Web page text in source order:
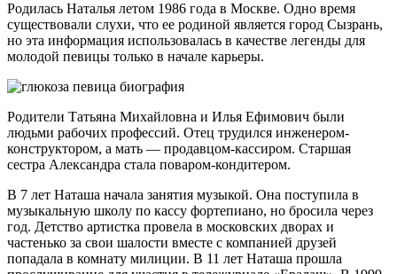
Родилась Наталья летом 1986 года в Москве. Одно время
существовали слухи, что ее родиной является город Сызрань,
но эта информация использовалась в качестве легенды для
молодой певицы только в начале карьеры.
Родители Татьяна Михайловна и Илья Ефимович были
людьми рабочих профессий. Отец трудился инженером-
конструктором, а мать — продавцом-кассиром. Старшая
сестра Александра стала поваром-кондитером.
В 7 лет Наташа начала занятия музыкой. Она поступила в
музыкальную школу по кассу фортепиано, но бросила через
год. Детство артистка провела в московских дворах и
частенько за свои шалости вместе с компанией друзей
попадала в комнату милиции. В 11 лет Наташа прошла